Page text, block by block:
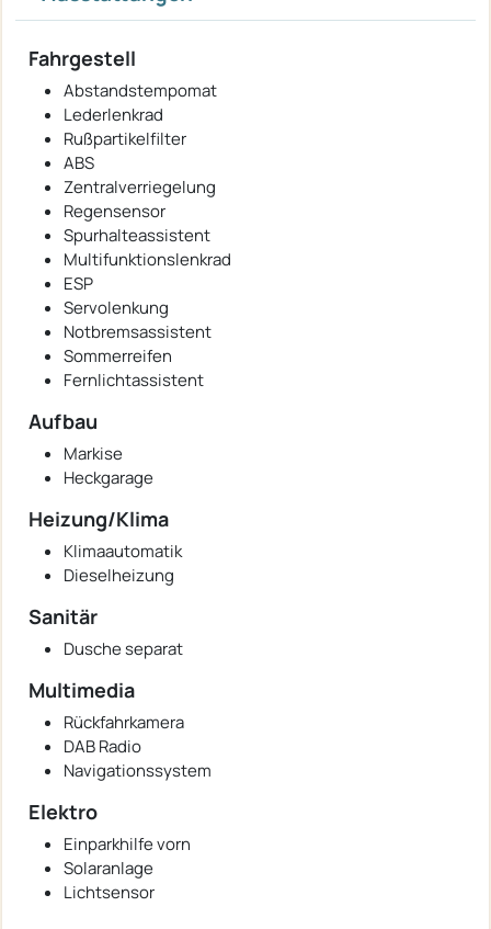
Fahrgestell
Abstandstempomat
Lederlenkrad
Rußpartikelfilter
ABS
Zentralverriegelung
Regensensor
Spurhalteassistent
Multifunktionslenkrad
ESP
Servolenkung
Notbremsassistent
Sommerreifen
Fernlichtassistent
Aufbau
Markise
Heckgarage
Heizung/Klima
Klimaautomatik
Dieselheizung
Sanitär
Dusche separat
Multimedia
Rückfahrkamera
DAB Radio
Navigationssystem
Elektro
Einparkhilfe vorn
Solaranlage
Lichtsensor